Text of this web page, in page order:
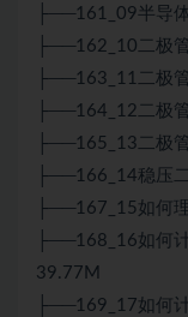
├──161_09半导
├──162_10二极
├──163_11二极
├──164_12二极
├──165_13二极
├──166_14稳压
├──167_15如何
├──168_16如何
39.77M
├──169_17如何